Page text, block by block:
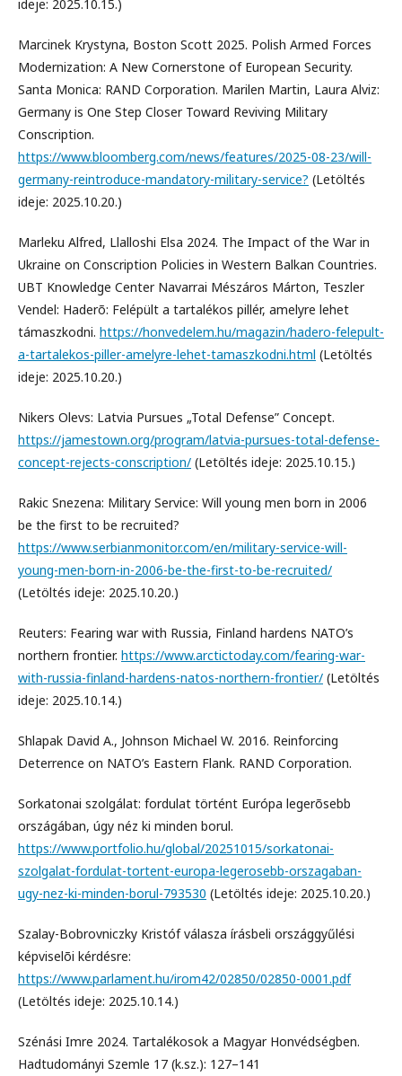
ideje: 2025.10.15.)
Marcinek Krystyna, Boston Scott 2025. Polish Armed Forces
Modernization: A New Cornerstone of European Security.
Santa Monica: RAND Corporation. Marilen Martin, Laura Alviz:
Germany is One Step Closer Toward Reviving Military
Conscription.
https://www.bloomberg.com/news/features/2025-08-23/will-
germany-reintroduce-mandatory-military-service? (Letöltés
ideje: 2025.10.20.)
Marleku Alfred, Llalloshi Elsa 2024. The Impact of the War in
Ukraine on Conscription Policies in Western Balkan Countries.
UBT Knowledge Center Navarrai Mészáros Márton, Teszler
Vendel: Haderõ: Felépült a tartalékos pillér, amelyre lehet
támaszkodni. https://honvedelem.hu/magazin/hadero-felepult-
a-tartalekos-piller-amelyre-lehet-tamaszkodni.html (Letöltés
ideje: 2025.10.20.)
Nikers Olevs: Latvia Pursues „Total Defense” Concept.
https://jamestown.org/program/latvia-pursues-total-defense-
concept-rejects-conscription/ (Letöltés ideje: 2025.10.15.)
Rakic Snezena: Military Service: Will young men born in 2006
be the first to be recruited?
https://www.serbianmonitor.com/en/military-service-will-
young-men-born-in-2006-be-the-first-to-be-recruited/
(Letöltés ideje: 2025.10.20.)
Reuters: Fearing war with Russia, Finland hardens NATO’s
northern frontier. https://www.arctictoday.com/fearing-war-
with-russia-finland-hardens-natos-northern-frontier/ (Letöltés
ideje: 2025.10.14.)
Shlapak David A., Johnson Michael W. 2016. Reinforcing
Deterrence on NATO’s Eastern Flank. RAND Corporation.
Sorkatonai szolgálat: fordulat történt Európa legerõsebb
országában, úgy néz ki minden borul.
https://www.portfolio.hu/global/20251015/sorkatonai-
szolgalat-fordulat-tortent-europa-legerosebb-orszagaban-
ugy-nez-ki-minden-borul-793530 (Letöltés ideje: 2025.10.20.)
Szalay-Bobrovniczky Kristóf válasza írásbeli országgyűlési
képviselõi kérdésre:
https://www.parlament.hu/irom42/02850/02850-0001.pdf
(Letöltés ideje: 2025.10.14.)
Szénási Imre 2024. Tartalékosok a Magyar Honvédségben.
Hadtudományi Szemle 17 (k.sz.): 127–141